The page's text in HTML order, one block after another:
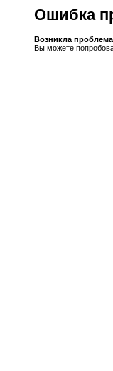
Ошибка
Возникла
Вы можете